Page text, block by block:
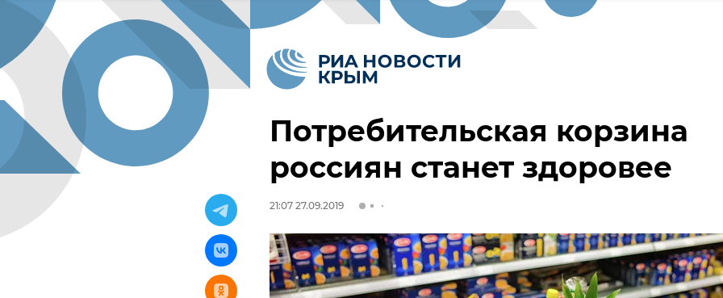
Потребительская корзина
россиян станет здоровее
21:07 27.09.2019